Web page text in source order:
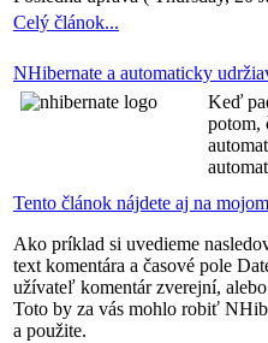
Celý článok...
NHibernate a automaticky
Keď
potom,
Tento článok nájdete aj na
Ako príklad si uvedieme
text komentára a časové pole
užívateľ komentár zverejní,
Toto by za vás mohlo robiť
a použite.